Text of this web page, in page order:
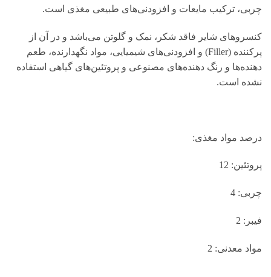
چربی، ترکیب مایعات و افزودنی‌های طبیعی مغذی است.
کنسروهای شایر فاقد شکر، نمک و گلوتن می‌باشد و در آن از
پرکننده (Filler) و افزودنی‌های شیمیایی، مواد نگهدارنده، طعم
دهنده‌ها و رنگ دهنده‌های مصنوعی و پروتئین‌های گیاهی استفاده
نشده است.
درصد مواد مغذی:
پروتئین: 12
چربی: 4
فیبر: 2
مواد معدنی: 2